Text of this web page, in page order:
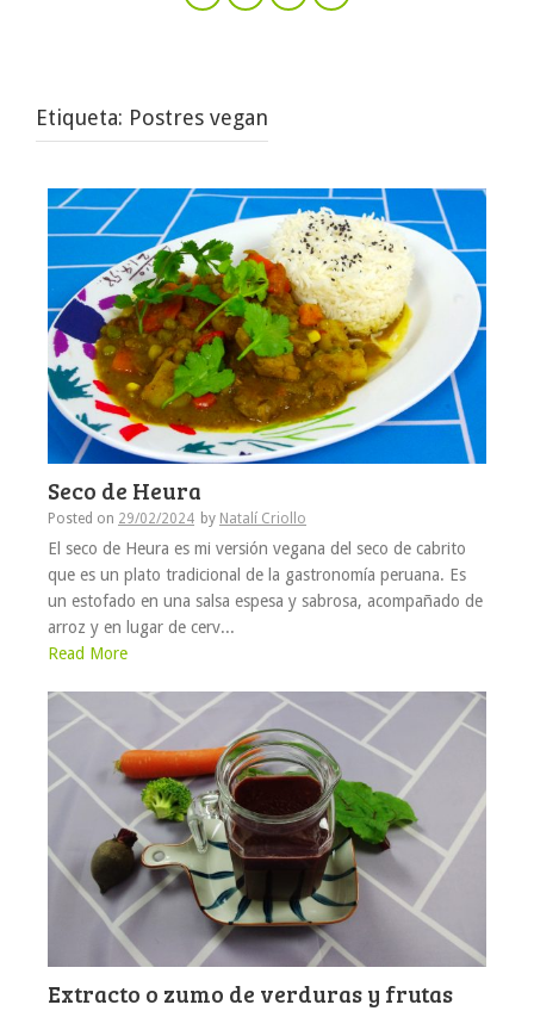
Etiqueta: Postres vegan
Seco de Heura
Posted on 29/02/2024 by Natalí Criollo
El seco de Heura es mi versión vegana del seco de cabrito
que es un plato tradicional de la gastronomía peruana. Es
un estofado en una salsa espesa y sabrosa, acompañado de
arroz y en lugar de cerv...
Read More
Extracto o zumo de verduras y frutas